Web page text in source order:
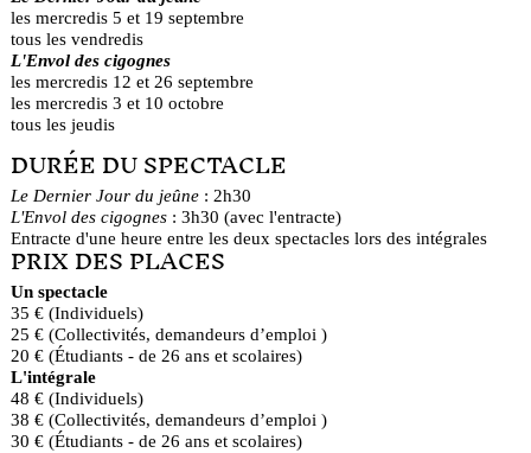
les mercredis 5 et 19 septembre
tous les vendredis
L'Envol des cigognes
les mercredis 12 et 26 septembre
les mercredis 3 et 10 octobre
tous les jeudis
DURÉE DU SPECTACLE
Le Dernier Jour du jeûne: 2h30
L'Envol des cigognes: 3h30 (avec l'entracte)
Entracte d'une heure entre les deux spectacles lors des intégrales
PRIX DES PLACES
Un spectacle
35 € (Individuels)
25 € (Collectivités, demandeurs d’emploi )
20 € (Étudiants - de 26 ans et scolaires)
L'intégrale
48 € (Individuels)
38 € (Collectivités, demandeurs d’emploi )
30 € (Étudiants - de 26 ans et scolaires)